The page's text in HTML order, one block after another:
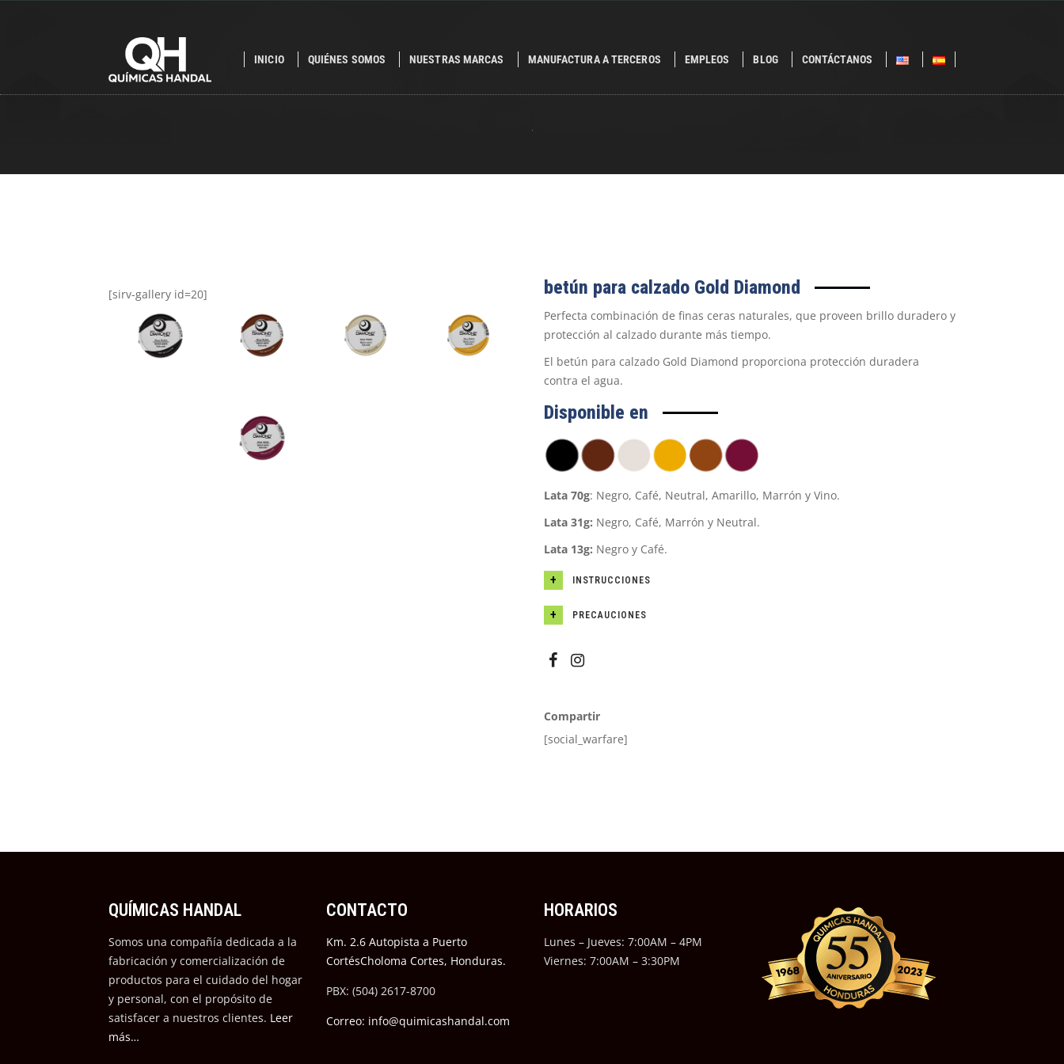
INICIO QUIÉNES SOMOS NUESTRAS MARCAS MANUFACTURA A TERCEROS EMPLEOS BLOG CONTÁCTANOS
[sirv-gallery id=20] betún para calzado Gold Diamond
Perfecta combinación de finas ceras naturales, que proveen brillo duradero y
protección al calzado durante más tiempo.
El betún para calzado Gold Diamond proporciona protección duradera
contra el agua.
Disponible en
Lata 70g: Negro, Café, Neutral, Amarillo, Marrón y Vino.
Lata 31g: Negro, Café, Marrón y Neutral.
Lata 13g: Negro y Café.
INSTRUCCIONES
PRECAUCIONES
Compartir
[social_warfare]
QUÍMICAS HANDAL
Somos una compañía dedicada a la
fabricación y comercialización de
productos para el cuidado del hogar
y personal, con el propósito de
satisfacer a nuestros clientes. Leer
más…
CONTACTO
Km. 2.6 Autopista a Puerto
CortésCholoma Cortes, Honduras.
PBX: (504) 2617-8700
Correo: info@quimicashandal.com
HORARIOS
Lunes – Jueves: 7:00AM – 4PM
Viernes: 7:00AM – 3:30PM